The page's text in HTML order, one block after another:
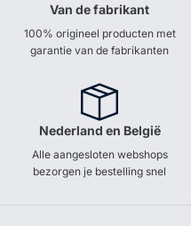
Van de fabrikant
100% origineel producten met
garantie van de fabrikanten
Nederland en België
Alle aangesloten webshops
bezorgen je bestelling snel